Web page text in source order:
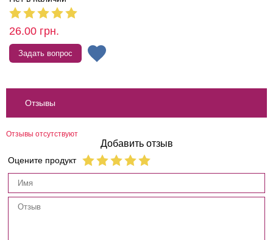
26.00 грн.
Задать вопрос
Отзывы
Отзывы отсутствуют
Добавить отзыв
Оцените продукт